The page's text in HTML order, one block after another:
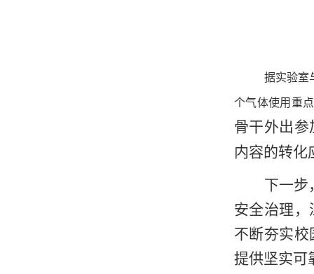
据实验室
个气体使用重
骨干外出参
内容的转化
下一步
安全治理
不断夯实
提供坚实可